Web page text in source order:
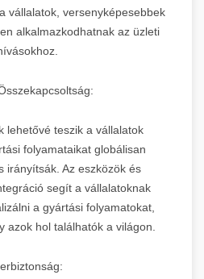
vállalatok, versenyképesebbek
alkalmazkodhatnak az üzleti
lehetővé teszik a vállalatok
folyamataikat globálisan
irányítsák. Az eszközök és
segít a vállalatoknak
a gyártási folyamatokat,
azok hol találhatók a világon.